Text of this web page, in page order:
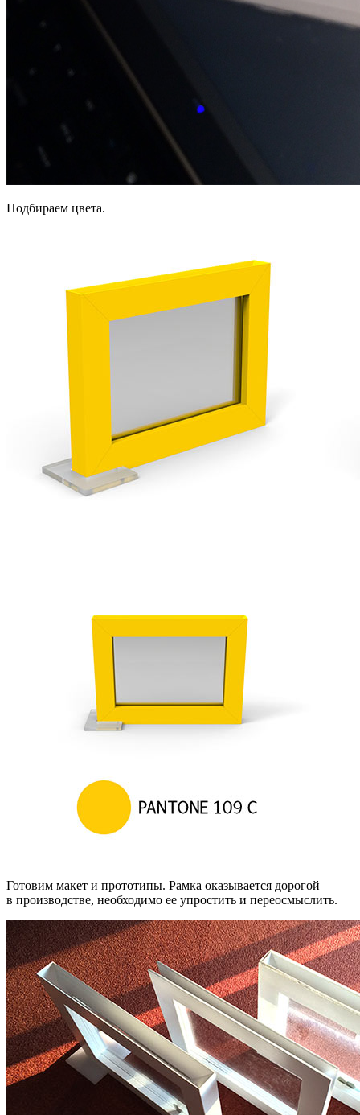
Подбираем цвета.
Готовим макет и прототипы. Рамка оказывается дорогой
в производстве, необходимо ее упростить и переосмыслить.